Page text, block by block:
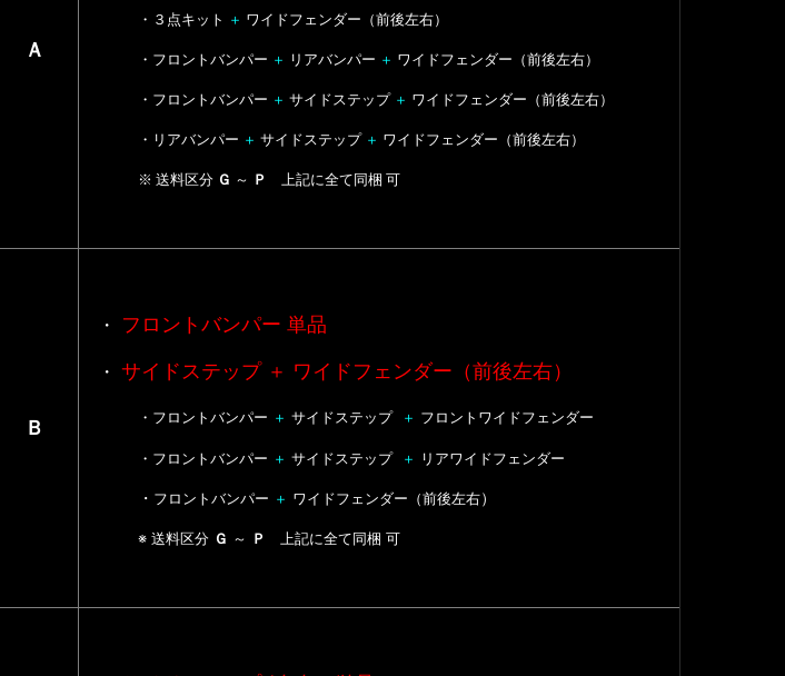
Ａ
・ ３点キット ＋ ワイドフェンダー（前後左右）
・フロントバンパー ＋ リアバンパー ＋ ワイドフェンダー（前後左右）
・フロントバンパー ＋ サイドステップ＋ ワイドフェンダー（前後左右）
・リアバンパー ＋ サイドステップ ＋ ワイドフェンダー（前後左右）
※ 送料区分 Ｇ ～ Ｐ 上記に全て同梱 可
Ｂ
・ フロントバンパー 単品
・ サイドステップ ＋ ワイドフェンダー（前後左右）
・フロントバンパー ＋ サイドステップ ＋ フロント ワイドフェンダー
・フロントバンパー ＋ サイドステップ ＋ リアワイドフェンダー
・ フロントバンパー ＋ ワイドフェンダー（前後左右）
※ 送料区分 Ｇ ～ Ｐ 上記に全て同梱 可